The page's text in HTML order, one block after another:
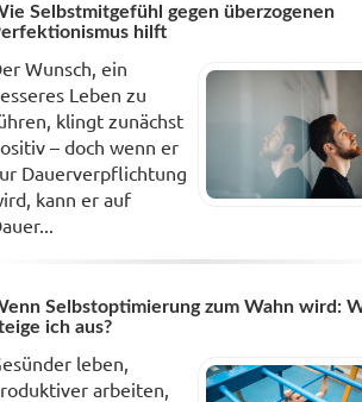
Selbstmitgefühl gegen überzogenen
hilft
Wunsch, ein
Leben zu
klingt zunächst
– doch wenn er
Dauerverpflichtung
kann er auf
Selbstoptimierung zum Wahn wird:
ich aus?
leben,
arbeiten,